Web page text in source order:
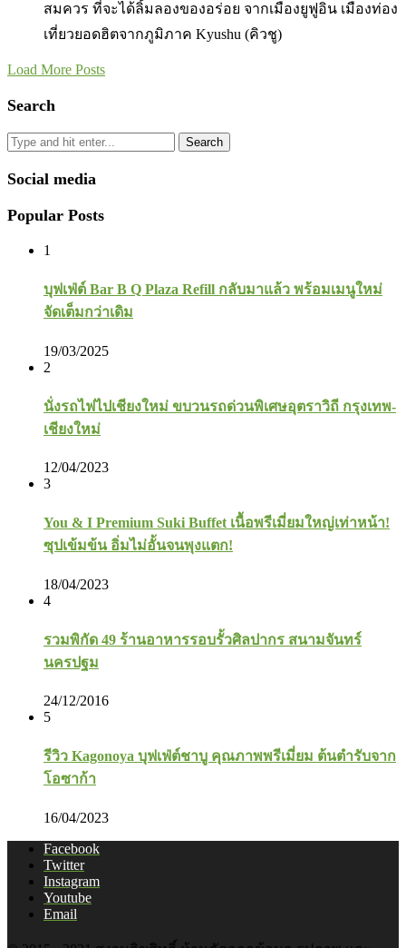
สมควร ที่จะได้ลิ้มลองของอร่อย จากเมืองยูฟูอิน เมืองท่อง
เที่ยวยอดฮิตจากภูมิภาค Kyushu (คิวชู)
Load More Posts
Search
Search
Social media
Popular Posts
1
บุฟเฟ่ต์ Bar B Q Plaza Refill กลับมาแล้ว พร้อมเมนูใหม่
จัดเต็มกว่าเดิม
19/03/2025
2
นั่งรถไฟไปเชียงใหม่ ขบวนรถด่วนพิเศษอุตราวิถี กรุงเทพ-
เชียงใหม่
12/04/2023
3
You & I Premium Suki Buffet เนื้อพรีเมี่ยมใหญ่เท่าหน้า!
ซุปเข้มข้น อิ่มไม่อั้นจนพุงแตก!
18/04/2023
4
รวมพิกัด 49 ร้านอาหารรอบรั้วศิลปากร สนามจันทร์
นครปฐม
24/12/2016
5
รีวิว Kagonoya บุฟเฟ่ต์ชาบู คุณภาพพรีเมี่ยม ต้นตำรับจาก
โอซาก้า
16/04/2023
Facebook
Twitter
Instagram
Youtube
Email